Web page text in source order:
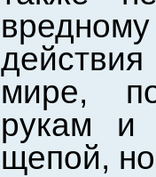
мире,
рукам и
щепой,